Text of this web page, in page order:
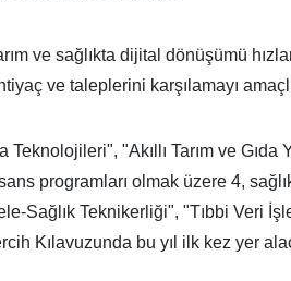
ve sağlıkta dijital dönüşümü
ve taleplerini karşılamayı
Teknolojileri", "Akıllı Tarım ve Gıda
programları olmak üzere 4,
Sağlık Teknikerliği", "Tıbbi Veri
Kılavuzunda bu yıl ilk kez yer